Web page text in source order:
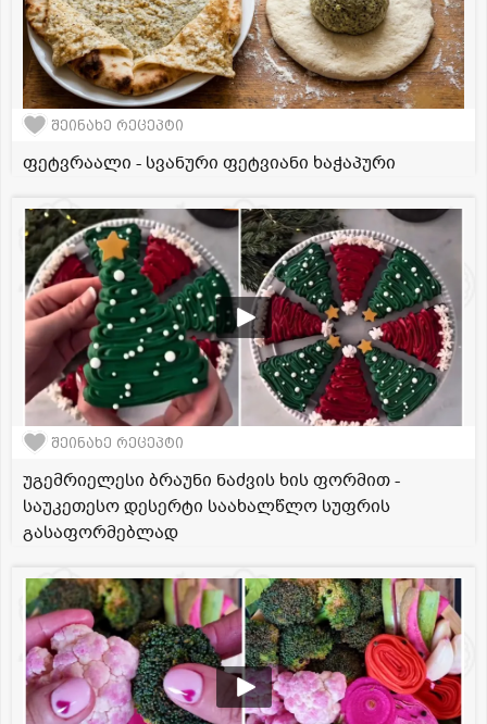
შეინახე რეცეპტი
ფეტვრაალი - სვანური ფეტვიანი ხაჭაპური
შეინახე რეცეპტი
უგემრიელესი ბრაუნი ნაძვის ხის ფორმით -
საუკეთესო დესერტი საახალწლო სუფრის
გასაფორმებლად